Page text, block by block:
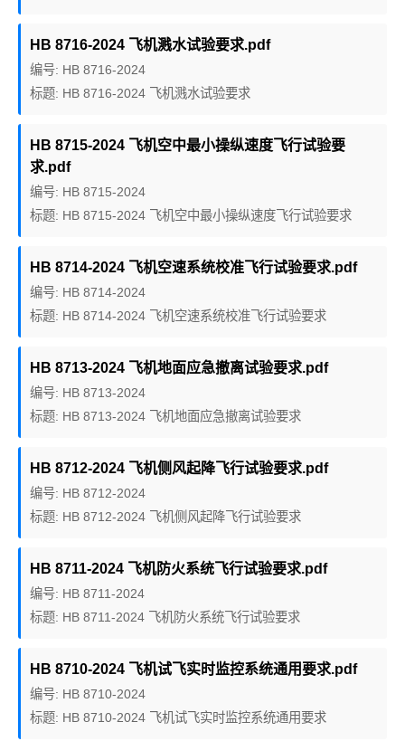
HB 8716-2024 飞机溅水试验要求.pdf
编号: HB 8716-2024
标题: HB 8716-2024 飞机溅水试验要求
HB 8715-2024 飞机空中最小操纵速度飞行试验要
求.pdf
编号: HB 8715-2024
标题: HB 8715-2024 飞机空中最小操纵速度飞行试验要求
HB 8714-2024 飞机空速系统校准飞行试验要求.pdf
编号: HB 8714-2024
标题: HB 8714-2024 飞机空速系统校准飞行试验要求
HB 8713-2024 飞机地面应急撤离试验要求.pdf
编号: HB 8713-2024
标题: HB 8713-2024 飞机地面应急撤离试验要求
HB 8712-2024 飞机侧风起降飞行试验要求.pdf
编号: HB 8712-2024
标题: HB 8712-2024 飞机侧风起降飞行试验要求
HB 8711-2024 飞机防火系统飞行试验要求.pdf
编号: HB 8711-2024
标题: HB 8711-2024 飞机防火系统飞行试验要求
HB 8710-2024 飞机试飞实时监控系统通用要求.pdf
编号: HB 8710-2024
标题: HB 8710-2024 飞机试飞实时监控系统通用要求